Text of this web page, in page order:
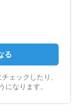
る
ェックしたり、
になります。